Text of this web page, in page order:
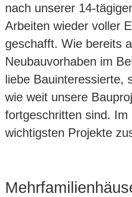
nach unserer 14-
Arbeiten wieder voller
geschafft. Wie bereits
Neubauvorhaben im
liebe Bauinteressierte,
wie weit unsere
fortgeschritten sind.
wichtigsten Projekte